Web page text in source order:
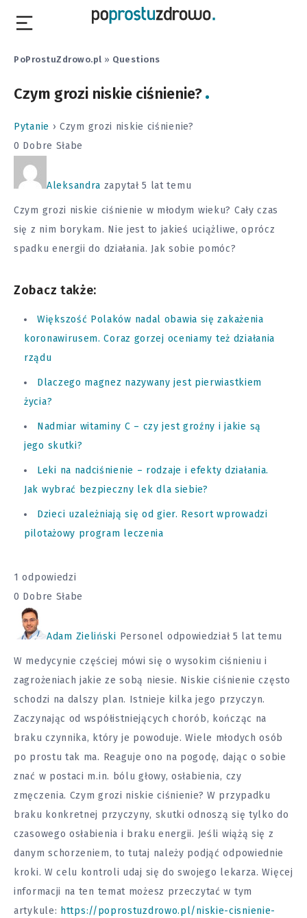
PoProstuZdrowo.pl » Questions
Czym grozi niskie ciśnienie?
Pytanie ›Czym grozi niskie ciśnienie?
0 Dobre Słabe
Aleksandra zapytał 5 lat temu
Czym grozi niskie ciśnienie w młodym wieku? Cały czas
się z nim borykam. Nie jest to jakieś uciążliwe, oprócz
spadku energii do działania. Jak sobie pomóc?
Zobacz także:
Większość Polaków nadal obawia się zakażenia
koronawirusem. Coraz gorzej oceniamy też działania
rządu
Dlaczego magnez nazywany jest pierwiastkiem
życia?
Nadmiar witaminy C – czy jest groźny i jakie są
jego skutki?
Leki na nadciśnienie – rodzaje i efekty działania.
Jak wybrać bezpieczny lek dla siebie?
Dzieci uzależniają się od gier. Resort wprowadzi
pilotażowy program leczenia
1 odpowiedzi
0 Dobre Słabe
Adam Zieliński Personel odpowiedział 5 lat temu
W medycynie częściej mówi się o wysokim ciśnieniu i
zagrożeniach jakie ze sobą niesie. Niskie ciśnienie często
schodzi na dalszy plan. Istnieje kilka jego przyczyn.
Zaczynając od współistniejących chorób, kończąc na
braku czynnika, który je powoduje. Wiele młodych osób
po prostu tak ma. Reaguje ono na pogodę, dając o sobie
znać w postaci m.in. bólu głowy, osłabienia, czy
zmęczenia. Czym grozi niskie ciśnienie? W przypadku
braku konkretnej przyczyny, skutki odnoszą się tylko do
czasowego osłabienia i braku energii. Jeśli wiążą się z
danym schorzeniem, to tutaj należy podjąć odpowiednie
kroki. W celu kontroli udaj się do swojego lekarza. Więcej
informacji na ten temat możesz przeczytać w tym
artykule: https://poprostuzdrowo.pl/niskie-cisnienie-